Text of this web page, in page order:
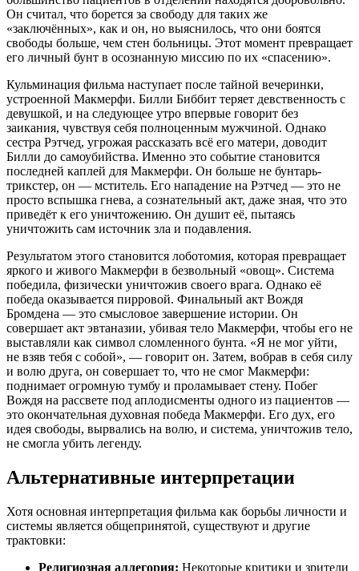
Он считал, что борется за свободу для таких же
«заключённых», как и он, но выяснилось, что они боятся
свободы больше, чем стен больницы. Этот момент превращает
его личный бунт в осознанную миссию по их «спасению».
Кульминация фильма наступает после тайной вечеринки,
устроенной Макмерфи. Билли Биббит теряет девственность с
девушкой, и на следующее утро впервые говорит без
заикания, чувствуя себя полноценным мужчиной. Однако
сестра Рэтчед, угрожая рассказать всё его матери, доводит
Билли до самоубийства. Именно это событие становится
последней каплей для Макмерфи. Он больше не бунтарь-
трикстер, он — мститель. Его нападение на Рэтчед — это не
просто вспышка гнева, а сознательный акт, даже зная, что это
приведёт к его уничтожению. Он душит её, пытаясь
уничтожить сам источник зла и подавления.
Результатом этого становится лоботомия, которая превращает
яркого и живого Макмерфи в безвольный «овощ». Система
победила, физически уничтожив своего врага. Однако её
победа оказывается пирровой. Финальный акт Вождя
Бромдена — это смысловое завершение истории. Он
совершает акт эвтаназии, убивая тело Макмерфи, чтобы его не
выставляли как символ сломленного бунта. «Я не мог уйти,
не взяв тебя с собой», — говорит он. Затем, вобрав в себя силу
и волю друга, он совершает то, что не смог Макмерфи:
поднимает огромную тумбу и проламывает стену. Побег
Вождя на рассвете под аплодисменты одного из пациентов —
это окончательная духовная победа Макмерфи. Его дух, его
идея свободы, вырвались на волю, и система, уничтожив тело,
не смогла убить легенду.
Альтернативные интерпретации
Хотя основная интерпретация фильма как борьбы личности и
системы является общепринятой, существуют и другие
трактовки:
Религиозная аллегория: Некоторые критики и зрители